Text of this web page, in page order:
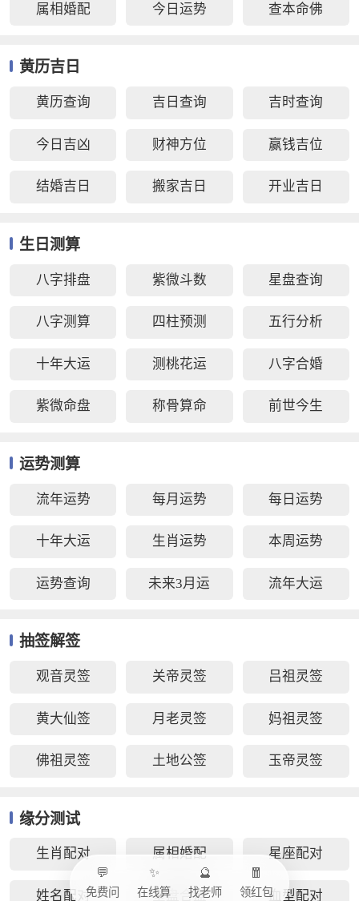
属相婚配 今日运势 查本命佛
黄历吉日
黄历查询 吉日查询 吉时查询
今日吉凶 财神方位 赢钱吉位
结婚吉日 搬家吉日 开业吉日
生日测算
八字排盘 紫微斗数 星盘查询
八字测算 四柱预测 五行分析
十年大运 测桃花运 八字合婚
紫微命盘 称骨算命 前世今生
运势测算
流年运势 每月运势 每日运势
十年大运 生肖运势 本周运势
运势查询 未来3月运 流年大运
抽签解签
观音灵签 关帝灵签 吕祖灵签
黄大仙签 月老灵签 妈祖灵签
佛祖灵签 土地公签 玉帝灵签
缘分测试
生肖配对 属相婚配 星座配对
姓名配对 星盘合盘 血型配对
💬
免费问
✨
在线算
🔮
找老师
🧧
领红包